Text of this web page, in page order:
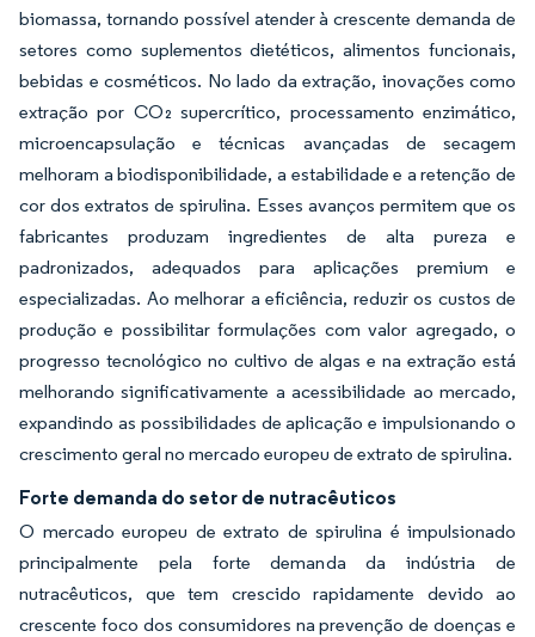
biomassa, tornando possível atender à crescente demanda de
setores como suplementos dietéticos, alimentos funcionais,
bebidas e cosméticos. No lado da extração, inovações como
extração por CO₂ supercrítico, processamento enzimático,
microencapsulação e técnicas avançadas de secagem
melhoram a biodisponibilidade, a estabilidade e a retenção de
cor dos extratos de spirulina. Esses avanços permitem que os
fabricantes produzam ingredientes de alta pureza e
padronizados, adequados para aplicações premium e
especializadas. Ao melhorar a eficiência, reduzir os custos de
produção e possibilitar formulações com valor agregado, o
progresso tecnológico no cultivo de algas e na extração está
melhorando significativamente a acessibilidade ao mercado,
expandindo as possibilidades de aplicação e impulsionando o
crescimento geral no mercado europeu de extrato de spirulina.
Forte demanda do setor de nutracêuticos
O mercado europeu de extrato de spirulina é impulsionado
principalmente pela forte demanda da indústria de
nutracêuticos, que tem crescido rapidamente devido ao
crescente foco dos consumidores na prevenção de doenças e